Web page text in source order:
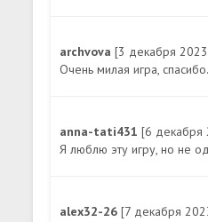
archvova[3 декабря
Очень милая игра, спасибо.
anna-tati431[6 декабря
Я люблю эту игру, но не
alex32-26[7 декабря